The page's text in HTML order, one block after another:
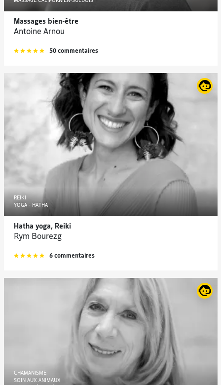
Massages bien-être
Antoine Arnou
50 commentaires
REIKI
YOGA - HATHA
Hatha yoga, Reiki
Rym Bourezg
6 commentaires
CHAMANISME
SOIN AUX ANIMAUX